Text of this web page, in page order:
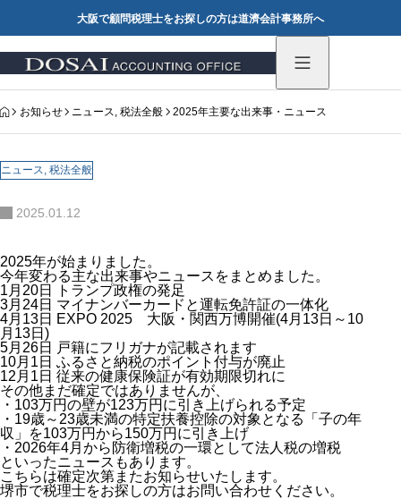
大阪で顧問税理士をお探しの方は道濟会計事務所へ
HOME
お知らせ ニュース,税法全般 2025年主要な出来事・ニュース
ニュース, 税法全般
2025.01.12
2025年が始まりました。
今年変わる主な出来事やニュースをまとめました。
1月20日 トランプ政権の発足
3月24日 マイナンバーカードと運転免許証の一体化
4月13日 EXPO 2025 大阪・関西万博開催(4月13日～10
月13日)
5月26日
戸籍にフリガナが記載されます
10月1日 ふるさと納税のポイント付与が廃止
12月1日 従来の健康保険証が有効期限切れに
その他まだ確定ではありませんが、
・103万円の壁が123万円に引き上げられる予定
・19歳～23歳未満の特定扶養控除の対象となる「子の年
収」を103万円から150万円に引き上げ
・2026年4月から防衛増税の一環として法人税の増税
といったニュースもあります。
こちらは確定次第またお知らせいたします。
堺市で税理士をお探しの方はお問い合わせください。